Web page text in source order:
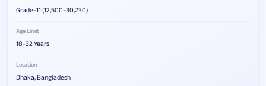
Grade-11 (12,500-30,230)
Age Limit
18-32 Years
Location
Dhaka, Bangladesh